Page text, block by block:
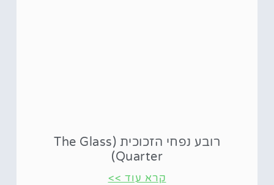
רובע נפחי הזכוכית (The Glass
Quarter)
קרא עוד >>